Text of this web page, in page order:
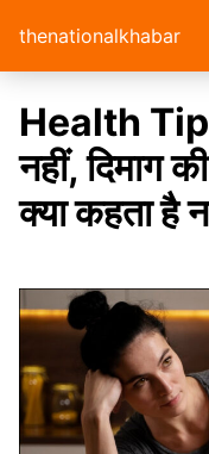
thenationalkhabar
Health
नहीं, दिमाग
क्या कहता है